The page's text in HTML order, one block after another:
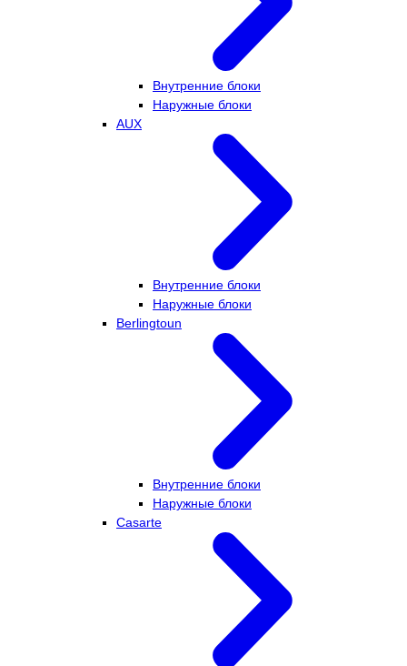
Внутренние блоки
Наружные блоки
AUX
Внутренние блоки
Наружные блоки
Berlingtoun
Внутренние блоки
Наружные блоки
Casarte